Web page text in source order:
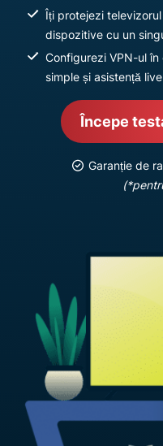
Îți protejezi
dispozitive cu un
Configurezi VPN-ul
simple și asistență
Începe
Garanție de